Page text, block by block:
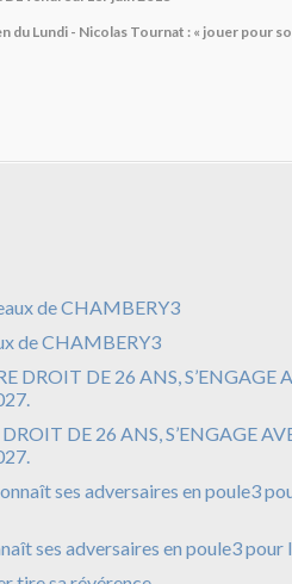
du Lundi - Nicolas Tournat : « jouer pour
de CHAMBERY3
DE 26 ANS, S’ENGAGE
ses adversaires en poule3 pour